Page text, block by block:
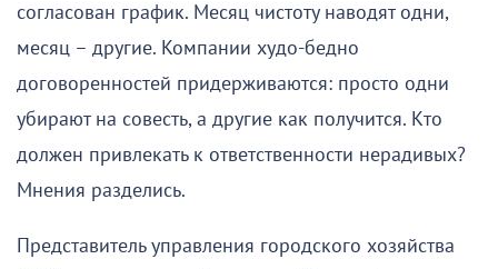
согласован график. Месяц чистоту наводят одни,
месяц – другие. Компании худо-бедно
договоренностей придерживаются: просто одни
убирают на совесть, а другие как получится. Кто
должен привлекать к ответственности нерадивых?
Мнения разделись.
Представитель управления городского хозяйства